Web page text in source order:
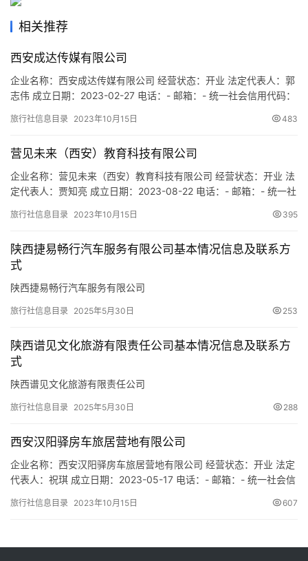
市
相关推荐
西安成达传媒有限公司
企业名称：西安成达传媒有限公司 经营状态：开业 法定代表人：郭
志伟 成立日期：2023-02-27 电话：- 邮箱：- 统一社会信用代码：
凤城五路海棠花园1号楼4单元2702室 网址：- 经营范围：一般项
训）；信息技术咨询服务；教…
旅行社信息目录 2023年10月15日 483
营见未来（西安）教育科技有限公司
企业名称：营见未来（西安）教育科技有限公司 经营状态：开业 法
定代表人：贾知亮 成立日期：2023-08-22 电话：- 邮箱：- 统一社
雁塔区小寨东路百隆广场B座1806室HMFHQ009号 网址：- 经营范
转让、技术推广；规划…
旅行社信息目录 2023年10月15日 395
陕西捷易畅行汽车服务有限公司基本情况信息及联系方
式
陕西捷易畅行汽车服务有限公司
旅行社信息目录 2025年5月30日 253
陕西谱见文化旅游有限责任公司基本情况信息及联系方
式
陕西谱见文化旅游有限责任公司
旅行社信息目录 2025年5月30日 288
西安汉阳驿房车旅居营地有限公司
企业名称：西安汉阳驿房车旅居营地有限公司 经营状态：开业 法定
代表人：祝琪 成立日期：2023-05-17 电话：- 邮箱：- 统一社会信
泾渭街道办梁村塬村八组101号 网址：- 经营范围：一般项目：露营
旅行社信息目录 2023年10月15日 607